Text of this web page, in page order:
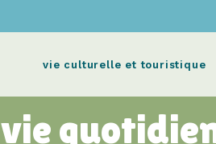
vie culturelle et touristique
vie